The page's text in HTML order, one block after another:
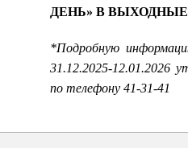
ДЕНЬ» В
*Подробную
31.12.2025-12.01.2026
по телефону 41-31-41